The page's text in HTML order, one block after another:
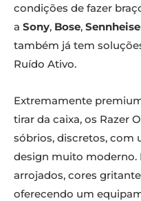
condições de fazer
a Sony, Bose,
também já tem
Ruído Ativo.
Extremamente
tirar da caixa, os Razer
sóbrios, discretos, com
design muito moderno.
arrojados, cores
oferecendo um